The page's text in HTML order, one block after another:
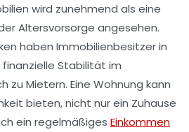
wird zunehmend als eine
Altersvorsorge angesehen.
haben Immobilienbesitzer in
Stabilität im
zu Mietern. Eine Wohnung kann
bieten, nicht nur ein Zuhause
ein regelmäßiges Einkommen